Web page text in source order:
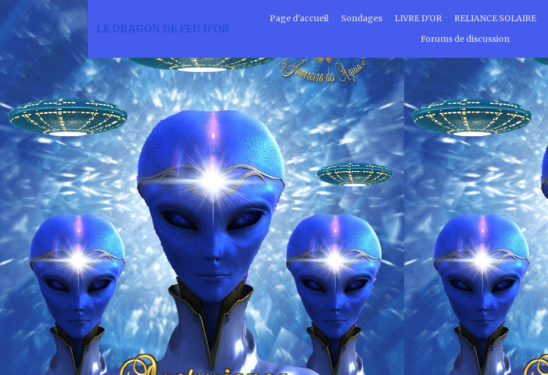
LE DRAGON DE FEU D'OR
Page d'accueil Sondages LIVRE D'OR RELIANCE SOLAIRE
Forums de discussion